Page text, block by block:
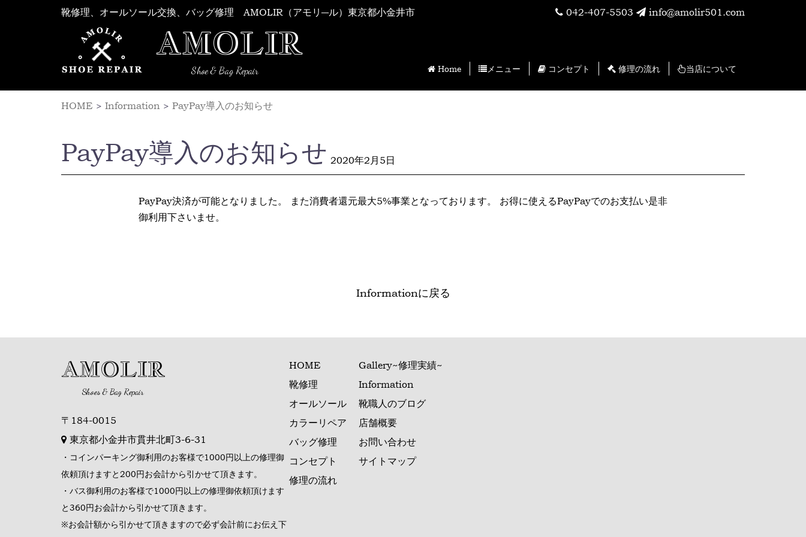
靴修理、オールソール交換、バッグ修理 AMOLIR（アモリ―ル）東京都小金井市 042-407-5503 info@amolir501.com
AMOLIR
Shoe & Bag Repair Home メニュー コンセプト 修理の流れ 当店について
HOME > Information > PayPay導入のお知らせ
PayPay導入のお知らせ 2020年2月5日
PayPay決済が可能となりました。 また消費者還元最大5%事業となっております。 お得に使えるPayPayでのお支払い是非
御利用下さいませ。
Informationに戻る
AMOLIR
Shoes & Bag Repair
〒184-0015
東京都小金井市貫井北町3-6-31
・コインパーキング御利用のお客様で1000円以上の修理御
依頼頂けますと200円お会計から引かせて頂きます。
・バス御利用のお客様で1000円以上の修理御依頼頂けます
と360円お会計から引かせて頂きます。
※お会計額から引かせて頂きますので必ず会計前にお伝え下
HOME
靴修理
オールソール
カラーリペア
バッグ修理
コンセプト
修理の流れ
Gallery~修理実績~
Information
靴職人のブログ
店舗概要
お問い合わせ
サイトマップ